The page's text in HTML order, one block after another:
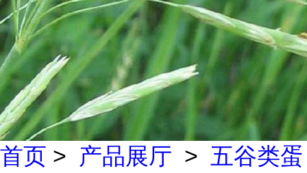
首页 > 产品展厅 > 五谷类蛋